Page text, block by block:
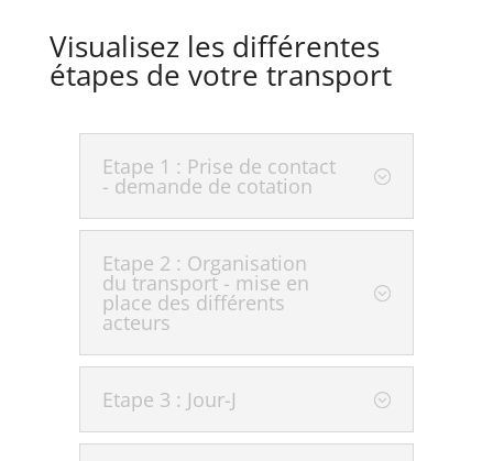
Visualisez les différentes
étapes de votre transport
Etape 1 : Prise de contact
- demande de cotation
Etape 2 : Organisation
du transport - mise en
place des différents
acteurs
Etape 3 : Jour-J